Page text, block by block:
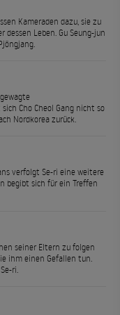
Kameraden dazu, sie zu
Leben. Gu Seung-jun
Cho Cheol Gang nicht so
Nordkorea zurück.
verfolgt Se-ri eine weitere
begibt sich für ein Treffen
seiner Eltern zu folgen
ihm einen Gefallen tun.
ri.